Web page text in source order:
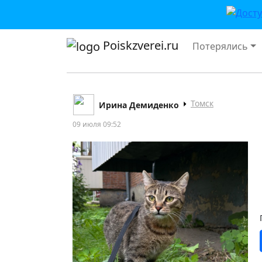
Poiskzverei.ru Потерялись
Ирина Демиденко Томск
09 июля 09:52